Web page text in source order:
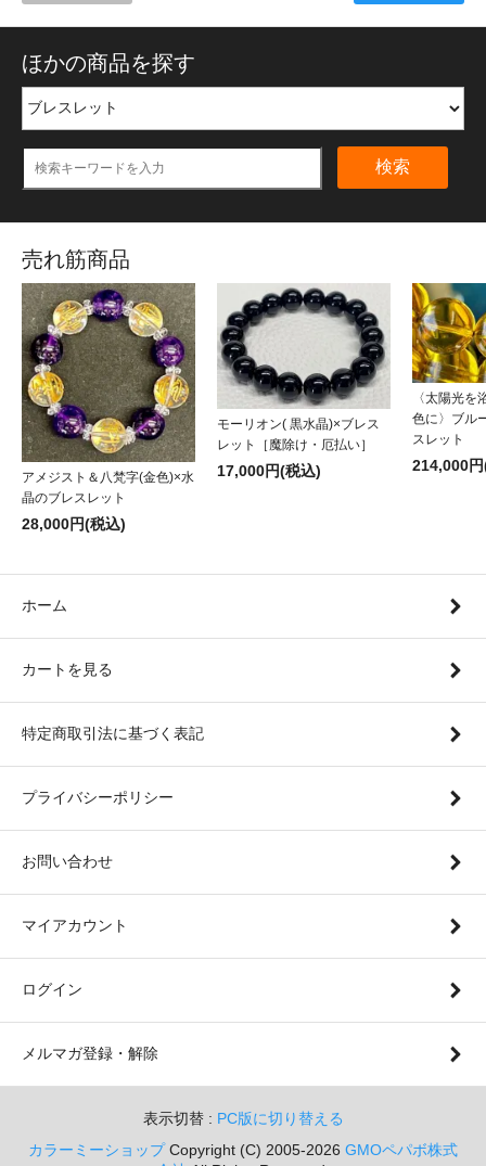
ほかの商品を探す
検索
売れ筋商品
アメジスト＆八梵字(金色)×水
晶のブレスレット
28,000円(税込)
モーリオン( 黒水晶)×ブレス
レット［魔除け・厄払い］
17,000円(税込)
〈太陽光を
色に〉ブル
スレット
214,000
ホーム
カートを見る
特定商取引法に基づく表記
プライバシーポリシー
お問い合わせ
マイアカウント
ログイン
メルマガ登録・解除
表示切替 : PC版に切り替える
カラーミーショップCopyright (C) 2005-2026 GMOペパボ株式